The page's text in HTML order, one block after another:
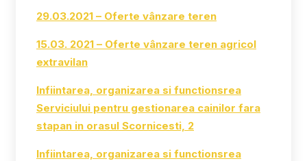
29.03.2021 – Oferte vânzare teren
15.03. 2021 – Oferte vânzare teren agricol
extravilan
Infiintarea, organizarea si functionsrea
Serviciului pentru gestionarea cainilor fara
stapan in orasul Scornicesti, 2
Infiintarea, organizarea si functionsrea